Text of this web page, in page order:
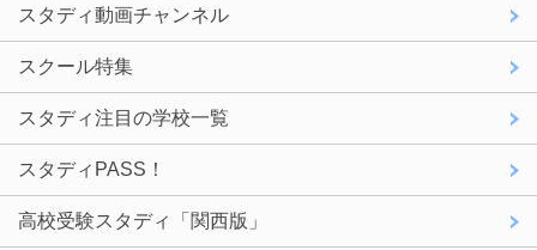
スタディ動画チャンネル
スクール特集
スタディ注目の学校一覧
スタディPASS！
高校受験スタディ「関西版」